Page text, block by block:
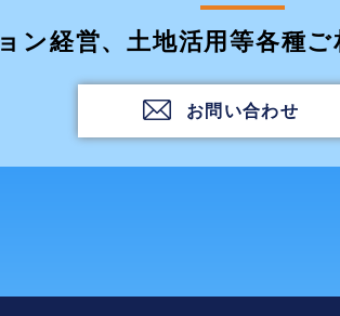
ン経営、土地活用等各種
お問い合わせ